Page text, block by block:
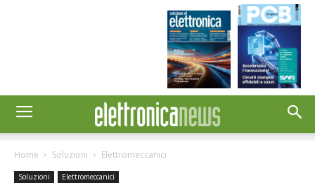
Home Soluzioni Elettromeccanici
Soluzioni Elettromeccanici